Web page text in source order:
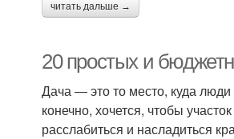
читать дальше →
20 простых и
Дача — это то место, куда люди
конечно, хочется, чтобы
расслабиться и насладиться